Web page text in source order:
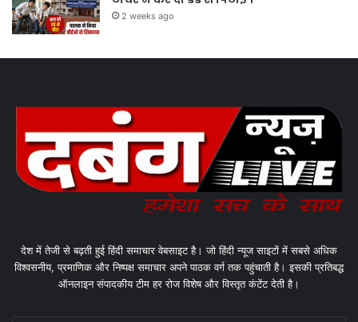
2 weeks ago
देश में तेजी से बढ़ती हुई हिंदी समाचार वेबसाइट है। जो हिंदी न्यूज साइटों में सबसे अधिक
विश्वसनीय, प्रमाणिक और निष्पक्ष समाचार अपने पाठक वर्ग तक पहुंचाती है। इसकी प्रतिबद्ध
ऑनलाइन संपादकीय टीम हर रोज विशेष और विस्तृत कंटेंट देती है।